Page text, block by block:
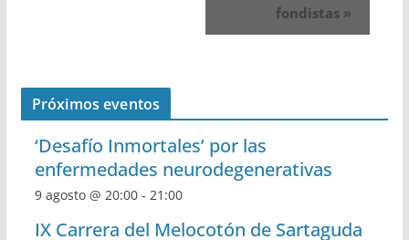
fondistas »
Próximos eventos
‘Desafío Inmortales’ por las
enfermedades neurodegenerativas
9 agosto @ 20:00- 21:00
IX Carrera del Melocotón de Sartaguda